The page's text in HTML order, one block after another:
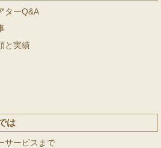
ターQ&A
と実績
は
サービスまで